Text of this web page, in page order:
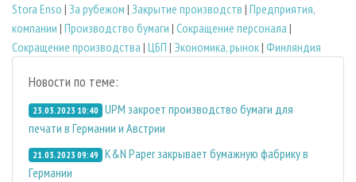
Stora Enso | За рубежом | Закрытие производств | Предприятия,
компании | Производство бумаги | Сокращение персонала |
Сокращение производства | ЦБП | Экономика, рынок| Финляндия
Новости по теме:
23.03.2023 10:40 UPM закроет производство бумаги для
печати в Германии и Австрии
21.03.2023 09:49 K&N Paper закрывает бумажную фабрику в
Германии